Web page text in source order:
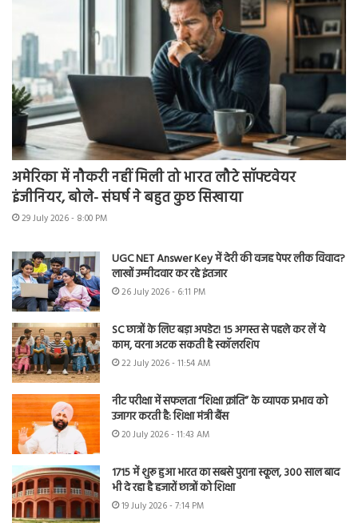
अमेरिका में नौकरी नहीं मिली तो भारत लौटे सॉफ्टवेयर
इंजीनियर, बोले- संघर्ष ने बहुत कुछ सिखाया
29 July 2026 - 8:00 PM
UGC NET Answer Key में देरी की वजह पेपर लीक विवाद?
लाखों उम्मीदवार कर रहे इंतजार
26 July 2026 - 6:11 PM
SC छात्रों के लिए बड़ा अपडेट! 15 अगस्त से पहले कर लें ये
काम, वरना अटक सकती है स्कॉलरशिप
22 July 2026 - 11:54 AM
नीट परीक्षा में सफलता “शिक्षा क्रांति” के व्यापक प्रभाव को
उजागर करती है: शिक्षा मंत्री बैंस
20 July 2026 - 11:43 AM
1715 में शुरू हुआ भारत का सबसे पुराना स्कूल, 300 साल बाद
भी दे रहा है हजारों छात्रों को शिक्षा
19 July 2026 - 7:14 PM